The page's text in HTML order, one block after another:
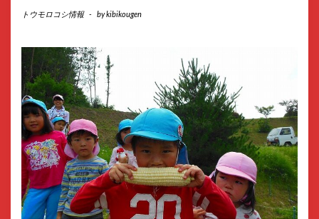
トウモロコシ情報 - bykibikougen